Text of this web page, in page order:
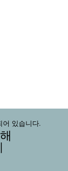
어 있습니다.